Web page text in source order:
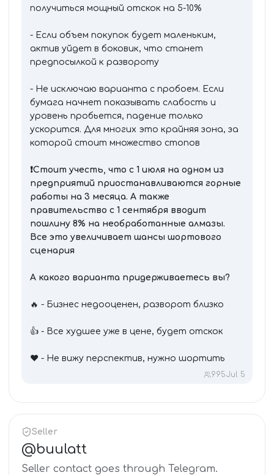
получиться мощный отскок на 5-10%
- Если объем покупок будет маленьким,
актив уйдет в боковик, что станет
предпосылкой к развороту
- Не исключаю варианта с пробоем. Если
бумага начнет показывать слабость и
уровень пробьется, падение только
ускорится. Для многих это крайняя зона, за
которой стоит множество стопов
❗️Стоит учесть, что с 1 июля на одном из
предприятий приостанавливаются горные
работы на 3 месяца. А также
правительство с 1 сентября вводит
пошлину 8% на необработанные алмазы.
Все это увеличивает шансы шортового
сценария
А какого варианта придерживаетесь вы?
🔥 - Бизнес недооценен, разворот близко
👍 - Все худшее уже в цене, будет отскок
❤️ - Не вижу перспектив, нужно шортить
995Jul 5
Seller
@buulatt
Seller contact goes through Telegram.